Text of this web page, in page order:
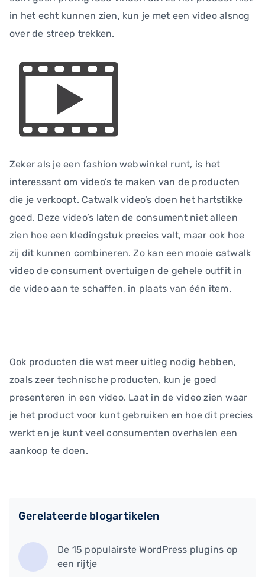
in het echt kunnen zien, kun je met een video alsnog
over de streep trekken.
Zeker als je een fashion webwinkel runt, is het
interessant om video’s te maken van de producten
die je verkoopt. Catwalk video’s doen het hartstikke
goed. Deze video’s laten de consument niet alleen
zien hoe een kledingstuk precies valt, maar ook hoe
zij dit kunnen combineren. Zo kan een mooie catwalk
video de consument overtuigen de gehele outfit in
de video aan te schaffen, in plaats van één item.
Ook producten die wat meer uitleg nodig hebben,
zoals zeer technische producten, kun je goed
presenteren in een video. Laat in de video zien waar
je het product voor kunt gebruiken en hoe dit precies
werkt en je kunt veel consumenten overhalen een
aankoop te doen.
Gerelateerde blogartikelen
De 15 populairste WordPress plugins op
een rijtje